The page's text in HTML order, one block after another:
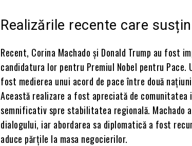
Realizările recente care
Recent, Corina Machado și Donald Trump au fost
candidatura lor pentru Premiul Nobel pentru
fost medierea unui acord de pace între două
Această realizare a fost apreciată de comunitatea
semnificativ spre stabilitatea regională.
dialogului, iar abordarea sa diplomatică a fost
aduce părțile la masa negocierilor.